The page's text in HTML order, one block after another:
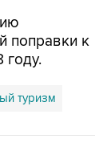
поправки к
году.
туризм